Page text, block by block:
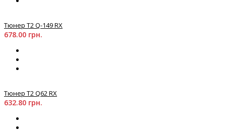
Тюнер T2 Q-149 RX
678.00 грн.
Тюнер T2 Q62 RX
632.80 грн.